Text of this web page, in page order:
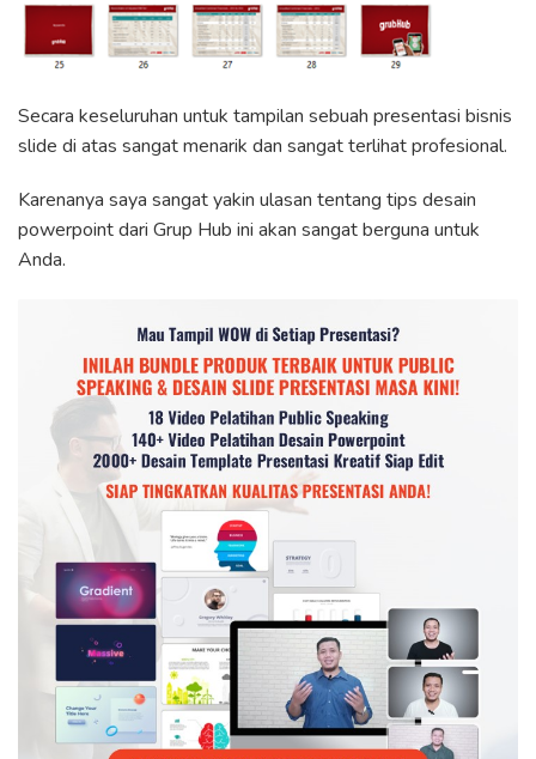
Secara keseluruhan untuk tampilan sebuah presentasi bisnis
slide di atas sangat menarik dan sangat terlihat profesional.
Karenanya saya sangat yakin ulasan tentang tips desain
powerpoint dari Grup Hub ini akan sangat berguna untuk
Anda.